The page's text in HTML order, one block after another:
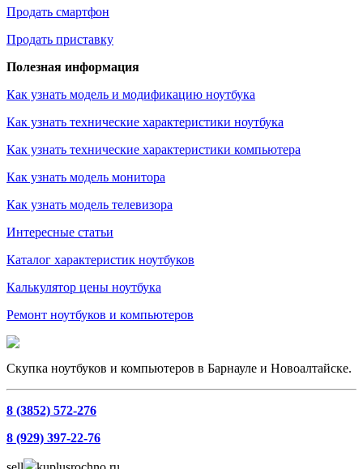
Продать смартфон
Продать приставку
Полезная информация
Как узнать модель и модификацию ноутбука
Как узнать технические характеристики ноутбука
Как узнать технические характеристики компьютера
Как узнать модель монитора
Как узнать модель телевизора
Интересные статьи
Каталог характеристик ноутбуков
Калькулятор цены ноутбука
Ремонт ноутбуков и компьютеров
Скупка ноутбуков и компьютеров в Барнауле и Новоалтайске.
8 (3852) 572-276
8 (929) 397-22-76